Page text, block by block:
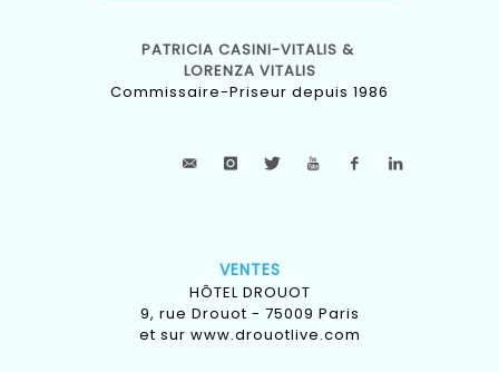
PATRICIA CASINI-VITALIS &
LORENZA VITALIS
Commissaire-Priseur depuis 1986
VENTES
HÔTEL DROUOT
9, rue Drouot - 75009 Paris
et sur www.drouotlive.com